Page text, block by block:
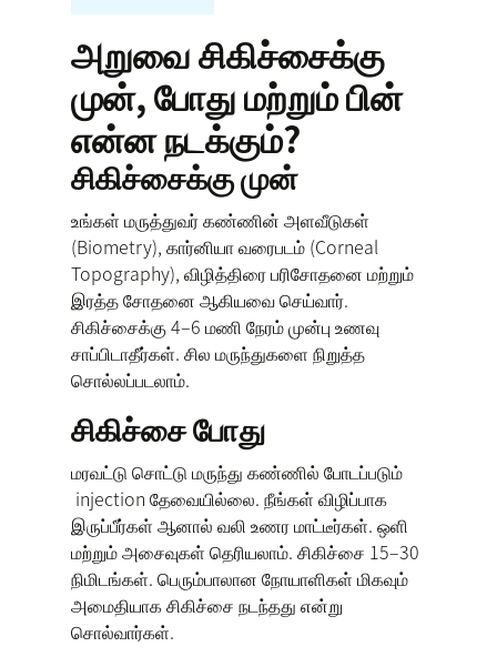
அறுவை சிகிச்சைக்கு
முன், போது மற்றும் பின்
என்ன நடக்கும்?
சிகிச்சைக்கு முன்
உங்கள் மருத்துவர் கண்ணின் அளவீடுகள்
(Biometry), கார்னியா வரைபடம் (Corneal
Topography), விழித்திரை பரிசோதனை மற்றும்
இரத்த சோதனை ஆகியவை செய்வார்.
சிகிச்சைக்கு 4–6 மணி நேரம் முன்பு உணவு
சாப்பிடாதீர்கள். சில மருந்துகளை நிறுத்த
சொல்லப்படலாம்.
சிகிச்சை போது
மரவட்டு சொட்டு மருந்து கண்ணில் போடப்படும்
injection தேவையில்லை. நீங்கள் விழிப்பாக
இருப்பீர்கள் ஆனால் வலி உணர மாட்டீர்கள். ஒளி
மற்றும் அசைவுகள் தெரியலாம். சிகிச்சை 15–30
நிமிடங்கள். பெரும்பாலான நோயாளிகள் மிகவும்
அமைதியாக சிகிச்சை நடந்தது என்று
சொல்வார்கள்.